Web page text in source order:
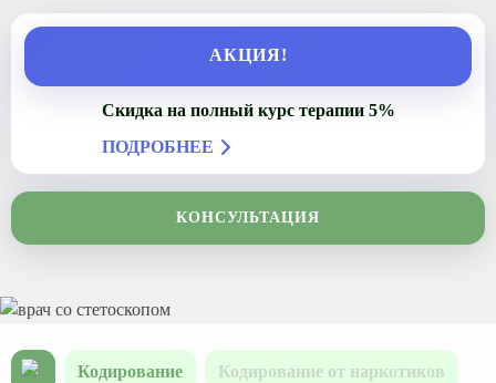
АКЦИЯ!
Скидка на полный курс терапии 5%
ПОДРОБНЕЕ
КОНСУЛЬТАЦИЯ
Кодирование Кодирование от наркотиков